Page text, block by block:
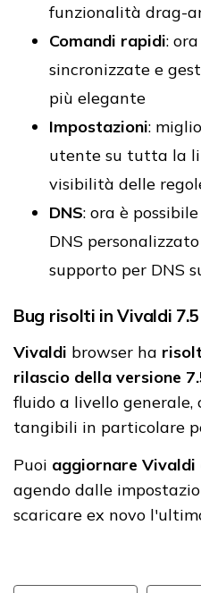
funzionalità drag-
Comandi rapidi:
sincronizzate e
più elegante
Impostazioni:
utente su tutta la
visibilità delle
DNS: ora è
DNS
supporto per DNS
Bug risolti in Vivaldi 7.5
Vivaldi browser ha
rilascio della versione
fluido a livello
tangibili in particolare
Puoi aggiornare Vivaldi
agendo dalle
scaricare ex novo